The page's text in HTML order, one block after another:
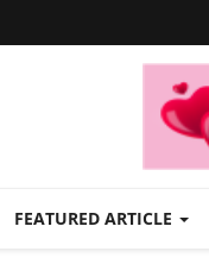
FEATURED ARTICLE